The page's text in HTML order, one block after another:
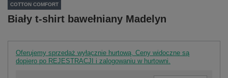
COTTON COMFORT
Biały t-shirt bawełniany Madelyn
Oferujemy sprzedaż wyłącznie hurtową. Ceny widoczne są
dopiero po REJESTRACJI i zalogowaniu w hurtowni.